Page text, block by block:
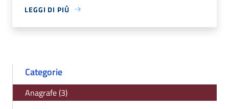
LEGGI DI PIÙ
Categorie
Anagrafe (3)